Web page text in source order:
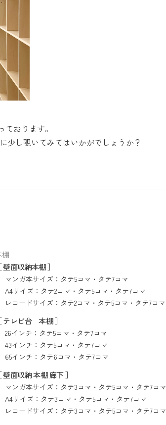
おります。
少し覗いてみてはいかがでしょうか？
［ 壁面収納本棚 ］
マンガ本サイズ： タテ5コマ ・ タテ7コマ
A4サイズ： タテ2コマ ・ タテ5コマ ・ タテ7コマ
レコードサイズ： タテ2コマ ・ タテ5コマ ・ タテ7コマ
［ テレビ台 本棚 ］
26インチ： タテ5コマ ・ タテ7コマ
43インチ： タテ5コマ ・ タテ7コマ
65インチ： タテ6コマ ・ タテ7コマ
［ 壁面収納 本棚 廊下 ］
マンガ本サイズ： タテ3コマ ・ タテ5コマ ・ タテ7コマ
A4サイズ： タテ3コマ ・ タテ5コマ ・ タテ7コマ
レコードサイズ： タテ3コマ ・ タテ5コマ ・ タテ7コマ